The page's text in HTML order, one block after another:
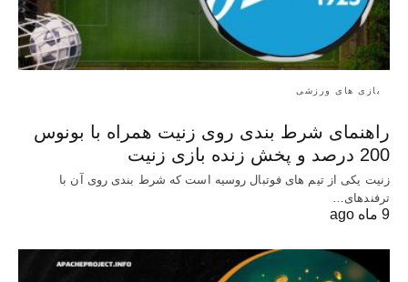
بازی های ورزشی
راهنمای شرط بندی روی زنیت همراه با بونوس
200 درصد و پخش زنده بازی زنیت
زنیت یکی از تیم های فوتبال روسیه است که شرط بندی روی آن با
ترفندهای…
9 ماه ago